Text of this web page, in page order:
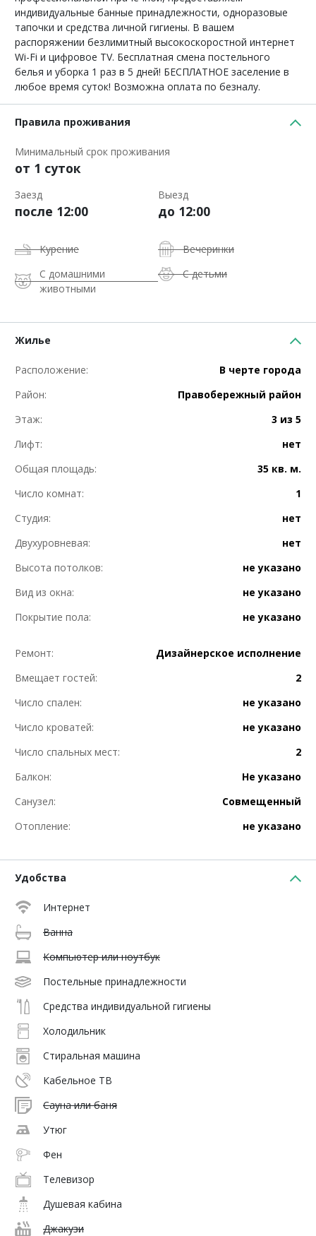
индивидуальные банные принадлежности, одноразовые
тапочки и средства личной гигиены. В вашем
распоряжении безлимитный высокоскоростной интернет
Wi-Fi и цифровое TV. Бесплатная смена постельного
белья и уборка 1 раз в 5 дней! БЕСПЛАТНОЕ заселение в
любое время суток! Возможна оплата по безналу.
Правила проживания
Минимальный срок проживания
от 1 суток
Заезд
после 12:00
Выезд
до 12:00
Курение
Вечеринки
С домашними
животными
С детьми
Жилье
Расположение:
В черте города
Район:
Правобережный район
Этаж:
3 из 5
Лифт:
нет
Общая площадь:
35 кв. м.
Число комнат:
1
Студия:
нет
Двухуровневая:
нет
Высота потолков:
не указано
Вид из окна:
не указано
Покрытие пола:
не указано
Ремонт:
Дизайнерское исполнение
Вмещает гостей:
2
Число спален:
не указано
Число кроватей:
не указано
Число спальных мест:
2
Балкон:
Не указано
Санузел:
Совмещенный
Отопление:
не указано
Удобства
Интернет
Ванна
Компьютер или ноутбук
Постельные принадлежности
Средства индивидуальной гигиены
Холодильник
Стиральная машина
Кабельное ТВ
Сауна или баня
Утюг
Фен
Телевизор
Душевая кабина
Джакузи